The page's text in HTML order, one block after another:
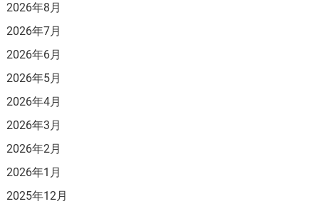
2026年8月
2026年7月
2026年6月
2026年5月
2026年4月
2026年3月
2026年2月
2026年1月
2025年12月